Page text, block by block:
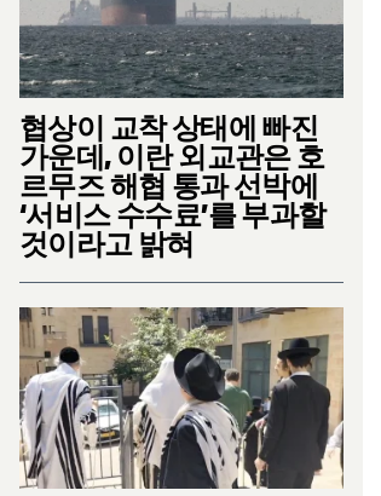
협상이 교착 상태에 빠진
가운데, 이란 외교관은 호
르무즈 해협 통과 선박에
‘서비스 수수료’를 부과할
것이라고 밝혀